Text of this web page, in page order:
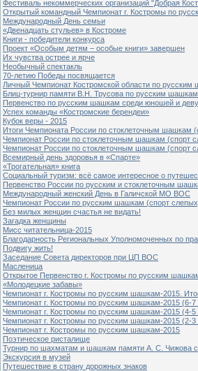
Фестиваль некоммерческих организаций "Добрая
Открытый командный Чемпионат г. Костромы по
Международный День семьи
«Двенадцать стульев» в Костроме
Книги - победители конкурса
Проект «Особым детям – особые книги» завершен
Их чувства острее и ярче
Необычный спектакль
70-летию Победы посвящается
Личный Чемпионат Костромской области по
Блиц-турнир памяти В.Н. Трусова по русским шашкам
Первенство по русским шашкам среди юношей и
Успех команды «Костромские берендеи»
Кубок веры - 2015
Итоги Чемпионата России по стоклеточным шашкам
Чемпионат России по стоклеточным шашкам (спорт
Чемпионат России по стоклеточным шашкам (спорт
Всемирный день здоровья в «Спарте»
«Трогательная» книга
Социальный туризм: всё самое интересное о
Первенство России по русским и стоклеточным
Международный женский День в Галичской МО ВОС
Чемпионат России по русским шашкам (спорт
Без милых женщин счастья не видать!
Загадка женщины
Мисс читательница-2015
Благодарность Региональных Уполномоченных по
Подвигу жить!
Заседание Совета директоров при ЦП ВОС
Масленица
Открытое Первенство г. Костромы по русским
«Молодецкие забавы»
Чемпионат г. Костромы по русским шашкам-2015.
Чемпионат г. Костромы по русским шашкам-2015 (6-7
Чемпионат г. Костромы по русским шашкам-2015 (4-5
Чемпионат г. Костромы по русским шашкам-2015 (2-3
Чемпионат г. Костромы по русским шашкам-2015
Поэтическое ристалище
Турнир по шахматам и шашкам памяти А. С. Чижова
Экскурсия в музей
Путешествие в страну дорожных знаков